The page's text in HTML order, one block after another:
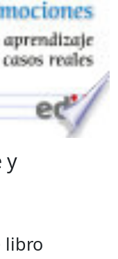
y
libro